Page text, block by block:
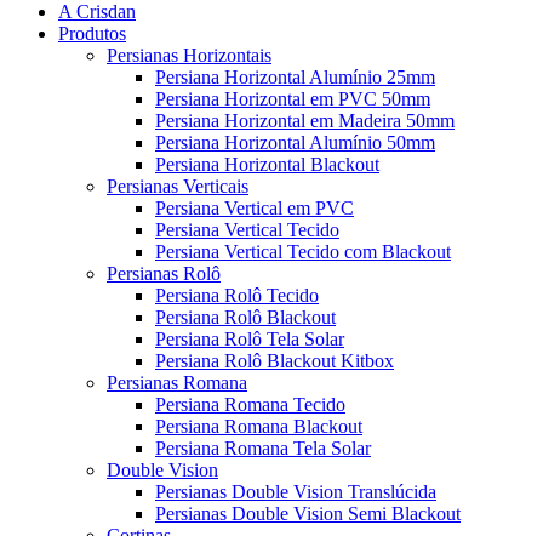
A Crisdan
Produtos
Persianas Horizontais
Persiana Horizontal Alumínio 25mm
Persiana Horizontal em PVC 50mm
Persiana Horizontal em Madeira 50mm
Persiana Horizontal Alumínio 50mm
Persiana Horizontal Blackout
Persianas Verticais
Persiana Vertical em PVC
Persiana Vertical Tecido
Persiana Vertical Tecido com Blackout
Persianas Rolô
Persiana Rolô Tecido
Persiana Rolô Blackout
Persiana Rolô Tela Solar
Persiana Rolô Blackout Kitbox
Persianas Romana
Persiana Romana Tecido
Persiana Romana Blackout
Persiana Romana Tela Solar
Double Vision
Persianas Double Vision Translúcida
Persianas Double Vision Semi Blackout